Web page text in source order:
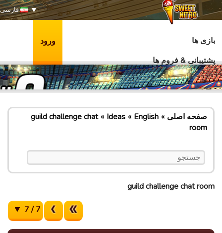
فارسی
بازی ها
پشتیبانی & فروم ها
ورود
صفحه اصلی English
Ideas
guild challenge chat
room
guild challenge chat room
7 / 7